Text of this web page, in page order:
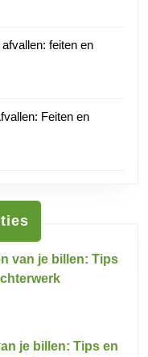
feiten en
Feiten en
van je billen: Tips
je billen: Tips en